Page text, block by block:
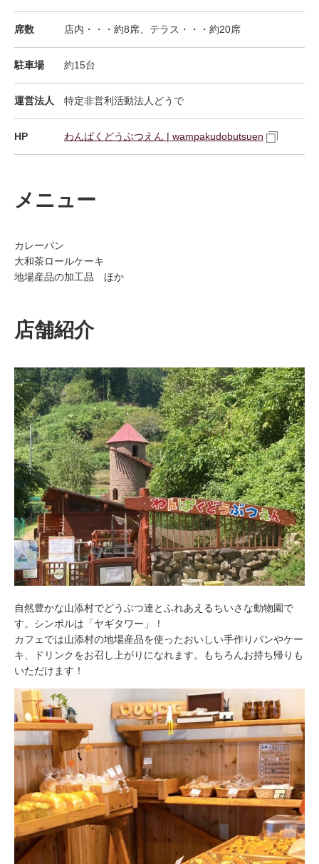
席数 店内・・・約8席、テラス・・・約20席
駐車場 約15台
運営法人 特定非営利活動法人どうで
HP わんぱくどうぶつえん | wampakudobutsuen
メニュー
カレーパン
大和茶ロールケーキ
地場産品の加工品 ほか
店舗紹介
自然豊かな山添村でどうぶつ達とふれあえるちいさな動物園で
す。シンボルは「ヤギタワー」！
カフェでは山添村の地場産品を使ったおいしい手作りパンやケー
キ、ドリンクをお召し上がりになれます。もちろんお持ち帰りも
いただけます！